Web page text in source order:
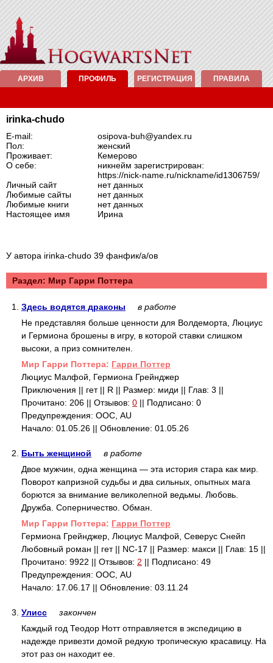
АРХИВ ПРОФИЛЬ РЕГИСТРАЦИЯ ПРАВИЛА
irinka-chudo
E-mail:
osipova-buh@yandex.ru
Пол:
женский
Проживает:
Кемерово
О себе:
никнейм зарегистрирован:
https://nick-name.ru/nickname/id1306759/
Личный сайт
нет данных
Любимые сайты
нет данных
Любимые книги
нет данных
Настоящее имя
Ирина
У автора irinka-chudo 39 фанфик/а/ов
Раздел: Mир Гарри Поттера
1. Здесь водятся драконы
в работе
Не представляя больше ценности для Волдеморта, Люциус
и Гермиона брошены в игру, в которой ставки слишком
высоки, а приз сомнителен.
Mир Гарри Поттера: Гарри Поттер
Люциус Малфой, Гермиона Грейнджер
Приключения || гет || R || Размер: миди || Глав: 3 ||
Прочитано: 206 || Отзывов: 0 || Подписано: 0
Предупреждения: ООС, AU
Начало: 01.05.26 || Обновление: 01.05.26
2. Быть женщиной
в работе
Двое мужчин, одна женщина — эта история стара как мир.
Поворот капризной судьбы и два сильных, опытных мага
борются за внимание великолепной ведьмы. Любовь.
Дружба. Соперничество. Обман.
Mир Гарри Поттера: Гарри Поттер
Гермиона Грейнджер, Люциус Малфой, Северус Снейп
Любовный роман || гет || NC-17 || Размер: макси || Глав: 15 ||
Прочитано: 9922 || Отзывов: 2 || Подписано: 49
Предупреждения: ООС, AU
Начало: 17.06.17 || Обновление: 03.11.24
3. Улисс
закончен
Каждый год Теодор Нотт отправляется в экспедицию в
надежде привезти домой редкую тропическую красавицу. На
этот раз он находит ее.